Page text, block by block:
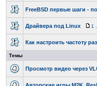
FreeBSD первые шаги -
Драйвера под Linux 1
Как настроить частоту
Темы
Просмотр видео через